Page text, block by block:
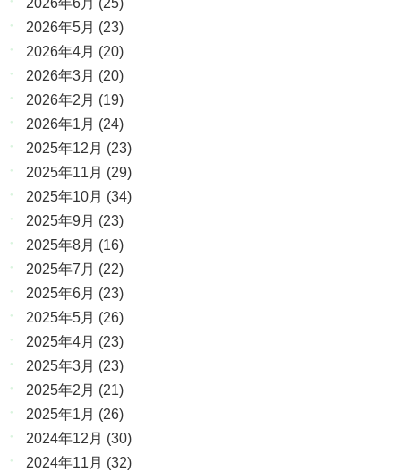
2026年5月 (23)
2026年4月 (20)
2026年3月 (20)
2026年2月 (19)
2026年1月 (24)
2025年12月 (23)
2025年11月 (29)
2025年10月 (34)
2025年9月 (23)
2025年8月 (16)
2025年7月 (22)
2025年6月 (23)
2025年5月 (26)
2025年4月 (23)
2025年3月 (23)
2025年2月 (21)
2025年1月 (26)
2024年12月 (30)
2024年11月 (32)